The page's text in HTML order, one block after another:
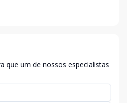
que um de nossos especialistas